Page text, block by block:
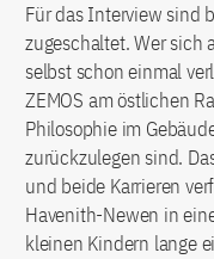
Für das Interview sind
zugeschaltet. Wer sich
selbst schon einmal
ZEMOS am östlichen
Philosophie im
zurückzulegen sind.
und beide Karrieren
Havenith-Newen in
kleinen Kindern lange